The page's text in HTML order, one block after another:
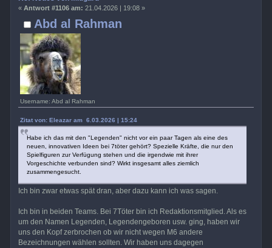
Abd al Rahman
Username: Abd al Rahman
« Antwort #1106 am: 21.04.2026 | 19:08 »
Zitat von: Eleazar am 6.03.2026 | 15:24
Habe ich das mit den "Legenden" nicht vor ein paar Tagen als eine des
neuen, innovativen Ideen bei 7töter gehört? Spezielle Kräfte, die nur den
Spielfiguren zur Verfügung stehen und die irgendwie mit ihrer
Vorgeschichte verbunden sind? Wirkt insgesamt alles ziemlich
zusammengesucht.
Ich bin zwar etwas spät dran, aber dazu kann ich was sagen.
Ich bin in beiden Teams. Bei 7Töter bin ich Redaktionsmitglied. Als es
um den Namen Legenden, Legendengeboren usw. ging, haben wir
uns den Kopf zerbrochen ob wir nicht wegen M6 andere
Bezeichnungen wählen sollten. Wir haben uns dagegen